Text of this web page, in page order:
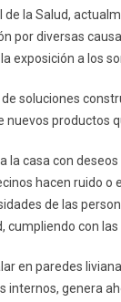
de la Salud,
por diversas
exposición a los
de soluciones
productos
la casa con
hacen ruido
de las
cumpliendo con
en paredes
internos, genera